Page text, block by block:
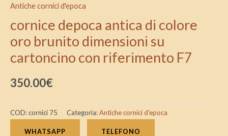
Antiche cornici d'epoca
cornice depoca antica di colore
oro brunito dimensioni su
cartoncino con riferimento F7
350.00€
COD:cornici 75 Categoria:Antiche cornici d'epoca
WHATSAPP TELEFONO